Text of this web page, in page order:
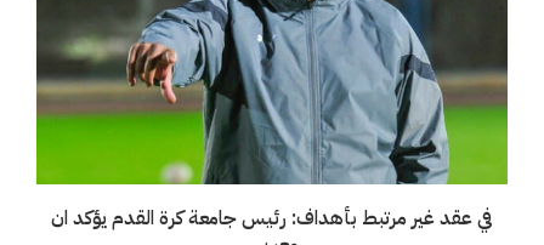
في عقد غير مرتبط بأهداف: رئيس جامعة كرة القدم يؤكد ان